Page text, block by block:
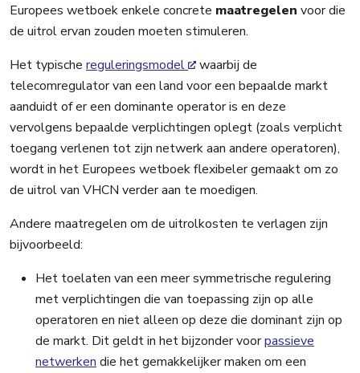
Europees wetboek enkele concrete maatregelen voor die
de uitrol ervan zouden moeten stimuleren.
Het typische reguleringsmodel
waarbij de
telecomregulator van een land voor een bepaalde markt
aanduidt of er een dominante operator is en deze
vervolgens bepaalde verplichtingen oplegt (zoals verplicht
toegang verlenen tot zijn netwerk aan andere operatoren),
wordt in het Europees wetboek flexibeler gemaakt om zo
de uitrol van VHCN verder aan te moedigen.
Andere maatregelen om de uitrolkosten te verlagen zijn
bijvoorbeeld:
Het toelaten van een meer symmetrische regulering
met verplichtingen die van toepassing zijn op alle
operatoren en niet alleen op deze die dominant zijn op
de markt. Dit geldt in het bijzonder voorpassieve
netwerken die het gemakkelijker maken om een